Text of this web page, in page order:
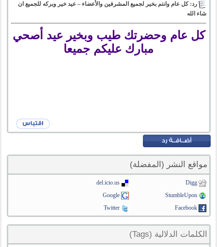
رد: كل عام وانتم بخير لجميع المشرفين والأعضاء – عيد خير وبركه للجميع ان
شاء الله
كل عام وحضرتك طيب وبخير عيد أصحي
مبارك عليكم جميعا
مواقع النشر (المفضلة)
Digg
del.icio.us
StumbleUpon
Google
Facebook
Twitter
الكلمات الدلالية (Tags)